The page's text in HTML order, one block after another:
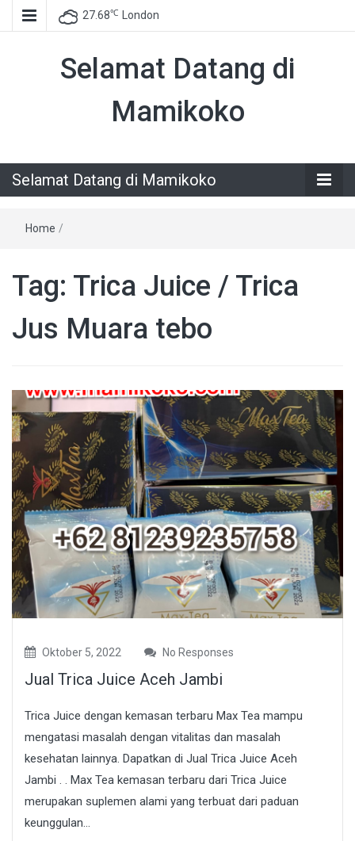
27.68℃ London
Selamat Datang di
Mamikoko
Selamat Datang di Mamikoko
Home /
Tag: Trica Juice / Trica
Jus Muara tebo
Oktober 5, 2022 No Responses
Jual Trica Juice Aceh Jambi
Trica Juice dengan kemasan terbaru Max Tea mampu
mengatasi masalah dengan vitalitas dan masalah
kesehatan lainnya. Dapatkan di Jual Trica Juice Aceh
Jambi . . Max Tea kemasan terbaru dari Trica Juice
merupakan suplemen alami yang terbuat dari paduan
keunggulan...